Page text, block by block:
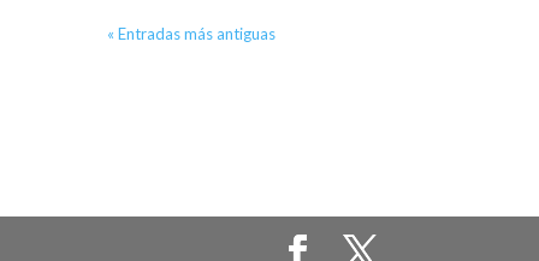
« Entradas más antiguas